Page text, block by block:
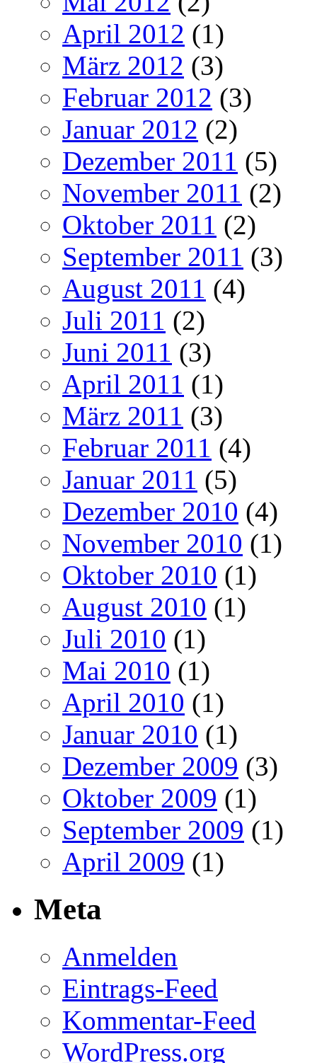
April 2012 (1)
März 2012 (3)
Februar 2012 (3)
Januar 2012 (2)
Dezember 2011 (5)
November 2011 (2)
Oktober 2011 (2)
September 2011 (3)
August 2011 (4)
Juli 2011 (2)
Juni 2011 (3)
April 2011 (1)
März 2011 (3)
Februar 2011 (4)
Januar 2011 (5)
Dezember 2010 (4)
November 2010 (1)
Oktober 2010 (1)
August 2010 (1)
Juli 2010 (1)
Mai 2010 (1)
April 2010 (1)
Januar 2010 (1)
Dezember 2009 (3)
Oktober 2009 (1)
September 2009 (1)
April 2009 (1)
Meta
Anmelden
Eintrags-Feed
Kommentar-Feed
WordPress.org